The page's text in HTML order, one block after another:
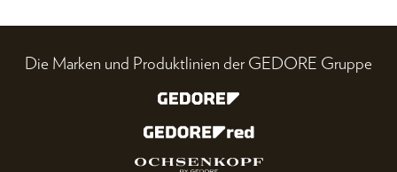
Die Marken und Produktlinien der GEDORE Gruppe